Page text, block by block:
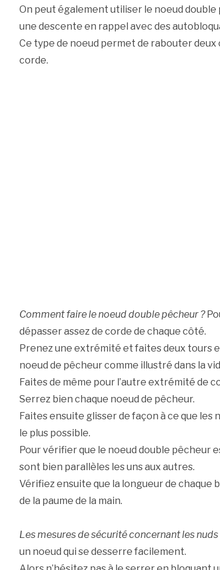
On peut également utiliser le noeud
une descente en rappel avec des
Ce type de noeud permet de rabouter deux
corde.
Comment faire le noeud double pêcheur ?
dépasser assez de corde de chaque côté.
Prenez une extrémité et faites deux tours
noeud de pêcheur comme illustré dans la
Faites de même pour l’autre extrémité de
Serrez bien chaque noeud de pêcheur.
Faites ensuite glisser de façon à ce que
le plus possible.
Pour vérifier que le noeud double pêcheur
sont bien parallèles les uns aux autres.
Vérifiez ensuite que la longueur de chaque
de la paume de la main.
Les mesures de sécurité concernant les
un noeud qui se desserre facilement.